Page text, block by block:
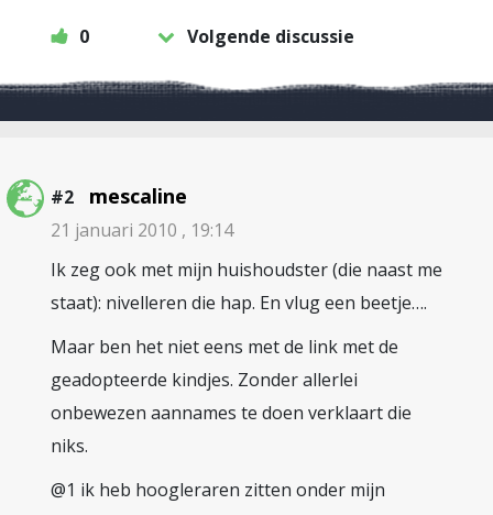
0 Volgende discussie
#2 mescaline
21 januari 2010 , 19:14
Ik zeg ook met mijn huishoudster (die naast me
staat): nivelleren die hap. En vlug een beetje….
Maar ben het niet eens met de link met de
geadopteerde kindjes. Zonder allerlei
onbewezen aannames te doen verklaart die
niks.
@1 ik heb hoogleraren zitten onder mijn